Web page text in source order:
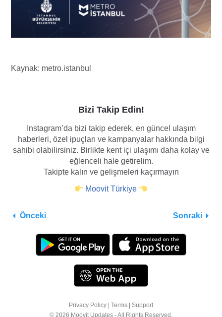
Kaynak: metro.istanbul
Bizi Takip Edin!
Instagram’da bizi takip ederek, en güncel ulaşım
haberleri, özel ipuçları ve kampanyalar hakkında bilgi
sahibi olabilirsiniz. Birlikte kent içi ulaşımı daha kolay ve
eğlenceli hale getirelim.
Takipte kalın ve gelişmeleri kaçırmayın
Moovit Türkiye
Önceki Sonraki
Privacy Policy Terms
Support
© 2026 Moovit Updates - All Rights Reserved.